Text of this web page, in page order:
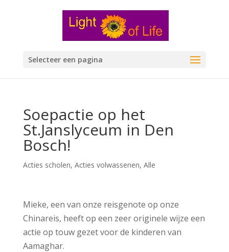
Selecteer een pagina
Soepactie op het
St.Janslyceum in Den
Bosch!
Acties scholen, Acties volwassenen, Alle
Mieke, een van onze reisgenote op onze
Chinareis, heeft op een zeer originele wijze een
actie op touw gezet voor de kinderen van
Aamaghar.